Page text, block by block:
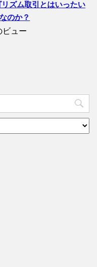
ズム取引とはいったい
のか？
ビュー